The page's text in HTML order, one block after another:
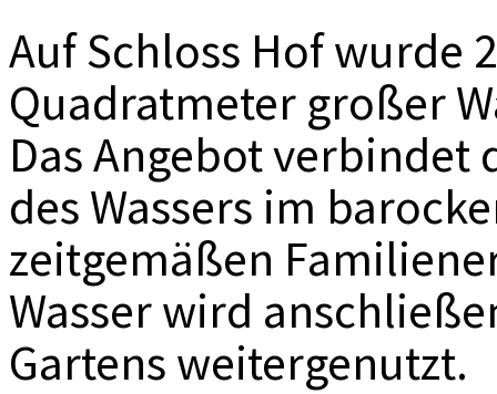
Auf Schloss Hof wurde
Quadratmeter großer
Das Angebot
des Wassers im
zeitgemäßen
Wasser wird
Gartens weitergenutzt.